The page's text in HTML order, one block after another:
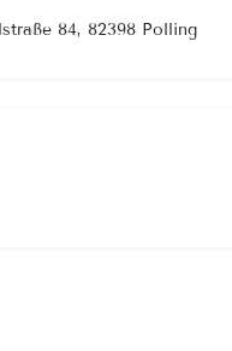
84, 82398 Polling